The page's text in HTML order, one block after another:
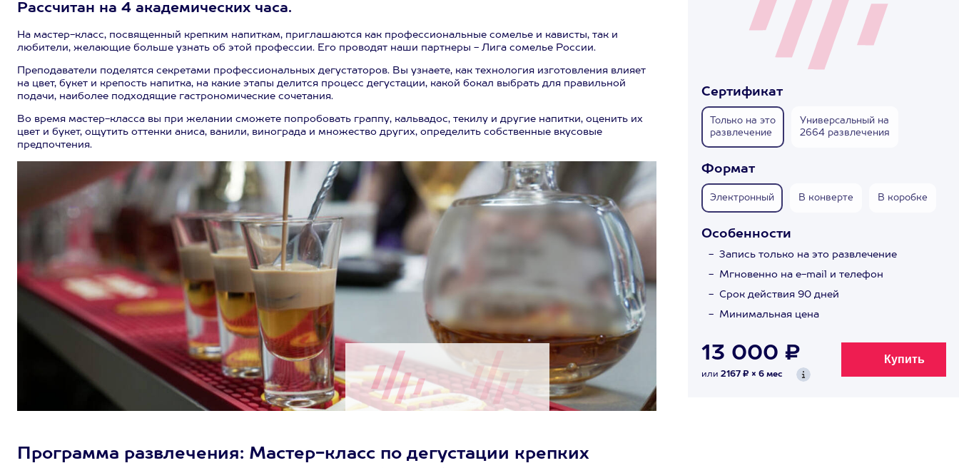
Рассчитан на 4 академических часа.
На мастер-класс, посвященный крепким напиткам, приглашаются как профессиональные сомелье и кависты, так и
любители, желающие больше узнать об этой профессии. Его проводят наши партнеры - Лига сомелье России.
Преподаватели поделятся секретами профессиональных дегустаторов. Вы узнаете, как технология изготовления влияет
на цвет, букет и крепость напитка, на какие этапы делится процесс дегустации, какой бокал выбрать для правильной
подачи, наиболее подходящие гастрономические сочетания.
Во время мастер-класса вы при желании сможете попробовать граппу, кальвадос, текилу и другие напитки, оценить их
цвет и букет, ощутить оттенки аниса, ванили, винограда и множество других, определить собственные вкусовые
предпочтения.
Программа развлечения: Мастер-класс по дегустации крепких
Сертификат
Только на это
развлечение
Универсальный на
2664 развлечения
Формат
Электронный В конверте В коробке
Особенности
Запись только на это развлечение
Мгновенно на e-mail и телефон
Срок действия 90 дней
Минимальная цена
13 000 ₽
или 2167 ₽ × 6 мес